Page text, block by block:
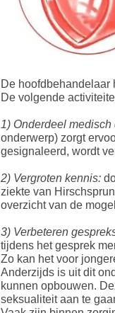
De hoofdbehandelaar
De volgende
​1) Onderdeel medisch
onderwerp) zorgt
gesignaleerd, wordt
​2) Vergroten kennis:
ziekte van
overzicht van de
3) Verbeteren
tijdens het gesprek
Zo kan het voor
Anderzijds is uit dit
kunnen opbouwen.
seksualiteit aan te